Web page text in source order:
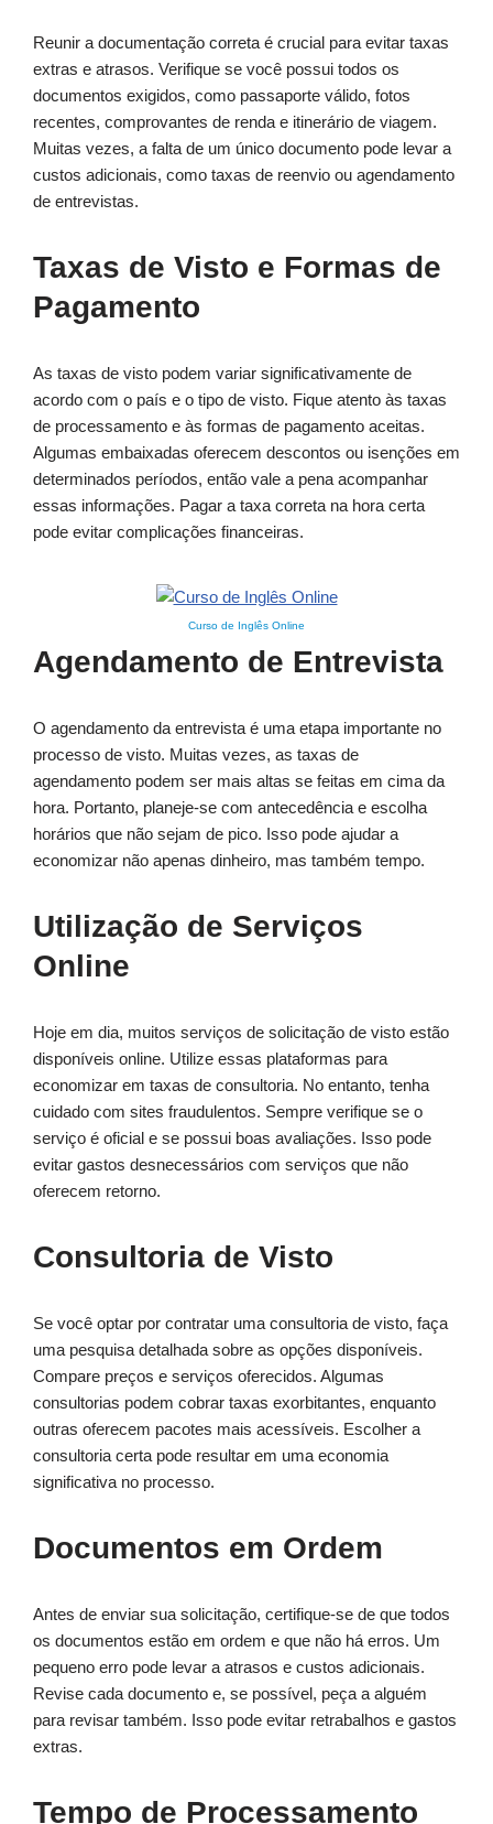
Reunir a documentação correta é crucial para evitar taxas
extras e atrasos. Verifique se você possui todos os
documentos exigidos, como passaporte válido, fotos
recentes, comprovantes de renda e itinerário de viagem.
Muitas vezes, a falta de um único documento pode levar a
custos adicionais, como taxas de reenvio ou agendamento
de entrevistas.
Taxas de Visto e Formas de
Pagamento
As taxas de visto podem variar significativamente de
acordo com o país e o tipo de visto. Fique atento às taxas
de processamento e às formas de pagamento aceitas.
Algumas embaixadas oferecem descontos ou isenções em
determinados períodos, então vale a pena acompanhar
essas informações. Pagar a taxa correta na hora certa
pode evitar complicações financeiras.
Curso de Inglês Online
Agendamento de Entrevista
O agendamento da entrevista é uma etapa importante no
processo de visto. Muitas vezes, as taxas de
agendamento podem ser mais altas se feitas em cima da
hora. Portanto, planeje-se com antecedência e escolha
horários que não sejam de pico. Isso pode ajudar a
economizar não apenas dinheiro, mas também tempo.
Utilização de Serviços
Online
Hoje em dia, muitos serviços de solicitação de visto estão
disponíveis online. Utilize essas plataformas para
economizar em taxas de consultoria. No entanto, tenha
cuidado com sites fraudulentos. Sempre verifique se o
serviço é oficial e se possui boas avaliações. Isso pode
evitar gastos desnecessários com serviços que não
oferecem retorno.
Consultoria de Visto
Se você optar por contratar uma consultoria de visto, faça
uma pesquisa detalhada sobre as opções disponíveis.
Compare preços e serviços oferecidos. Algumas
consultorias podem cobrar taxas exorbitantes, enquanto
outras oferecem pacotes mais acessíveis. Escolher a
consultoria certa pode resultar em uma economia
significativa no processo.
Documentos em Ordem
Antes de enviar sua solicitação, certifique-se de que todos
os documentos estão em ordem e que não há erros. Um
pequeno erro pode levar a atrasos e custos adicionais.
Revise cada documento e, se possível, peça a alguém
para revisar também. Isso pode evitar retrabalhos e gastos
extras.
Tempo de Processamento